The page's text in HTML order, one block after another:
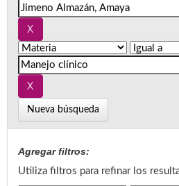
Nueva búsqueda
Agregar filtros:
Utiliza filtros para refinar los